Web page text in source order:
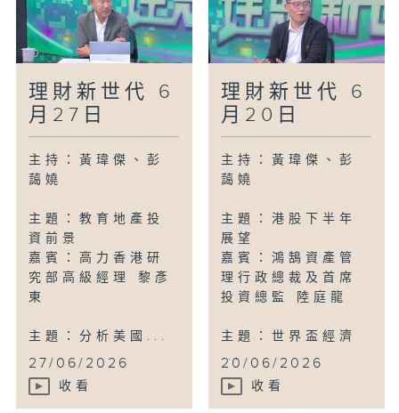
理財新世代 6
月27日
主持：黃瑋傑、彭
藹嬈
主題：教育地產投
資前景
嘉賓：高力香港研
究部高級經理 黎彥
東
主題：分析美國...
27/06/2026
收看
理財新世代 6
月20日
主持：黃瑋傑、彭
藹嬈
主題：港股下半年
展望
嘉賓：鴻鵠資產管
理行政總裁及首席
投資總監 陸庭龍
主題：世界盃經濟
...
20/06/2026
收看